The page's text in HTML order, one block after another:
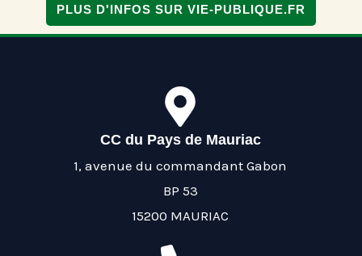
PLUS D'INFOS SUR VIE-PUBLIQUE.FR
CC du Pays de Mauriac
1, avenue du commandant Gabon
BP 53
15200 MAURIAC